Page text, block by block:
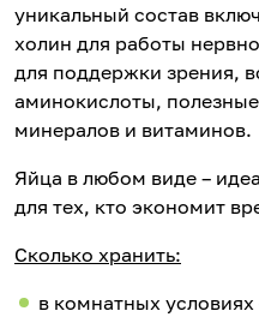
уникальный состав
холин для работы
для поддержки зрения,
аминокислоты,
минералов и витаминов.
Яйца в любом виде –
для тех, кто экономит
Сколько хранить:
в комнатных условиях